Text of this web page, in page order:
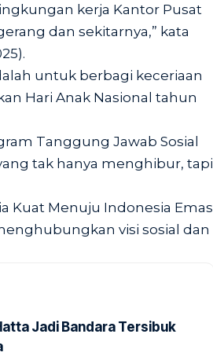
kerja Kantor Pusat
dan sekitarnya,” kata
untuk berbagi keceriaan
Hari Anak Nasional tahun
Tanggung Jawab Sosial
tak hanya menghibur, tapi
Kuat Menuju Indonesia Emas
visi sosial dan
Jadi Bandara Tersibuk